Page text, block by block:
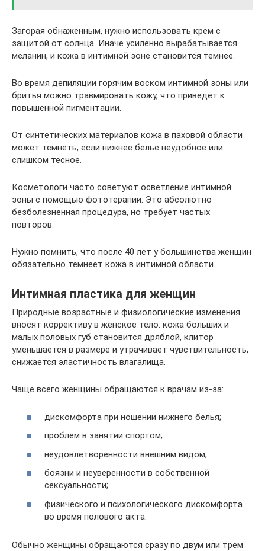
Загорая обнаженным, нужно использовать крем с
защитой от солнца. Иначе усиленно вырабатывается
меланин, и кожа в интимной зоне становится темнее.
Во время депиляции горячим воском интимной зоны или
бритья можно травмировать кожу, что приведет к
повышенной пигментации.
От синтетических материалов кожа в паховой области
может темнеть, если нижнее белье неудобное или
слишком тесное.
Косметологи часто советуют осветление интимной
зоны с помощью фототерапии. Это абсолютно
безболезненная процедура, но требует частых
повторов.
Нужно помнить, что после 40 лет у большинства женщин
обязательно темнеет кожа в интимной области.
Интимная пластика для женщин
Природные возрастные и физиологические изменения
вносят коррективу в женское тело: кожа больших и
малых половых губ становится дряблой, клитор
уменьшается в размере и утрачивает чувствительность,
снижается эластичность влагалища.
Чаще всего женщины обращаются к врачам из-за:
дискомфорта при ношении нижнего белья;
проблем в занятии спортом;
неудовлетворенности внешним видом;
боязни и неуверенности в собственной
сексуальности;
физического и психологического дискомфорта
во время полового акта.
Обычно женщины обращаются сразу по двум или трем